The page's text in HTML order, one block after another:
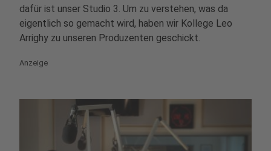
dafür ist unser Studio 3. Um zu verstehen, was da
eigentlich so gemacht wird, haben wir Kollege Leo
Arrighy zu unseren Produzenten geschickt.
Anzeige